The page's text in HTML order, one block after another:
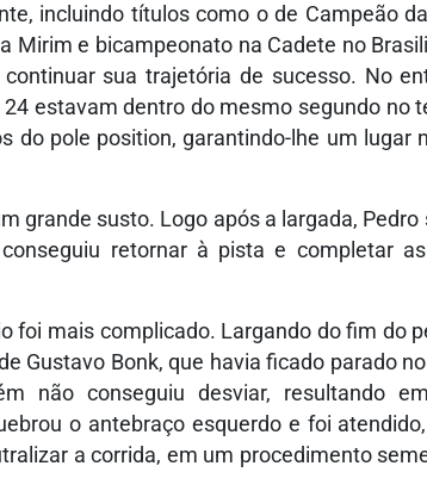
incluindo títulos como o de Campeão
Mirim e bicampeonato na Cadete no
sua trajetória de sucesso. No
estavam dentro do mesmo segundo no
do pole position, garantindo-lhe um lugar
grande susto. Logo após a largada,
retornar à pista e completar
foi mais complicado. Largando do fim do
Gustavo Bonk, que havia ficado parado
não conseguiu desviar, resultando
o antebraço esquerdo e foi
a corrida, em um procedimento